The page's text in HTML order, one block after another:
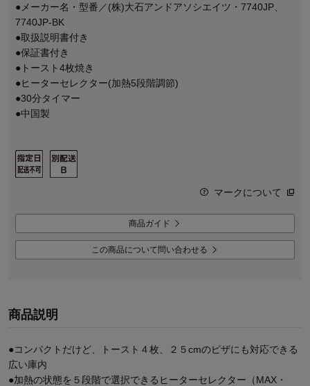
●メーカー名・型番／(株)大石アンドアソシエイツ・7740JP、
7740JP-BK
●取扱説明書付き
●保証書付き
●トースト4枚焼き
●ヒーターセレクター(加熱5段階調節)
●30分タイマー
●中国製
マークについて
商品ガイド
この商品について問い合わせる
商品説明
●コンパクトだけど、トースト４枚、２５cmのピザにも対応できる
広い庫内
●加熱の状態を５段階で選択できるヒーターセレクター（MAX・